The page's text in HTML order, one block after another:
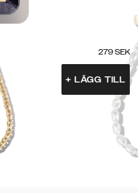
279 SEK
+ LÄGG TILL